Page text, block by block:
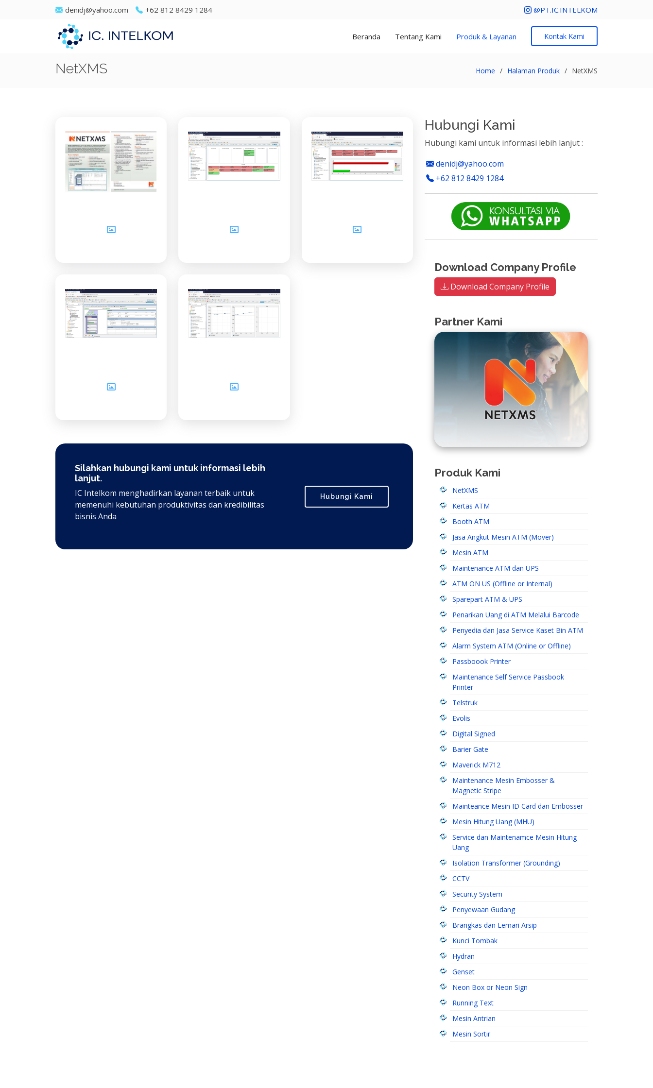
denidj@yahoo.com +62 812 8429 1284 @PT.IC.INTELKOM
Beranda Tentang Kami Produk & Layanan Kontak Kami
NetXMS Home Halaman Produk NetXMS
Silahkan hubungi kami untuk informasi lebih
lanjut.
IC Intelkom menghadirkan layanan terbaik untuk
memenuhi kebutuhan produktivitas dan kredibilitas
bisnis Anda
Hubungi Kami
Hubungi Kami
Hubungi kami untuk informasi lebih lanjut :
denidj@yahoo.com
+62 812 8429 1284
Download Company Profile
Download Company Profile
Partner Kami
Produk Kami
NetXMS
Kertas ATM
Booth ATM
Jasa Angkut Mesin ATM (Mover)
Mesin ATM
Maintenance ATM dan UPS
ATM ON US (Offline or Internal)
Sparepart ATM & UPS
Penarikan Uang di ATM Melalui Barcode
Penyedia dan Jasa Service Kaset Bin ATM
Alarm System ATM (Online or Offline)
Passboook Printer
Maintenance Self Service Passbook
Printer
Telstruk
Evolis
Digital Signed
Barier Gate
Maverick M712
Maintenance Mesin Embosser &
Magnetic Stripe
Mainteance Mesin ID Card dan Embosser
Mesin Hitung Uang (MHU)
Service dan Maintenamce Mesin Hitung
Uang
Isolation Transformer (Grounding)
CCTV
Security System
Penyewaan Gudang
Brangkas dan Lemari Arsip
Kunci Tombak
Hydran
Genset
Neon Box or Neon Sign
Running Text
Mesin Antrian
Mesin Sortir